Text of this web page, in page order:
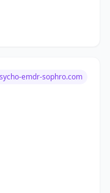
emdr-sophro.com